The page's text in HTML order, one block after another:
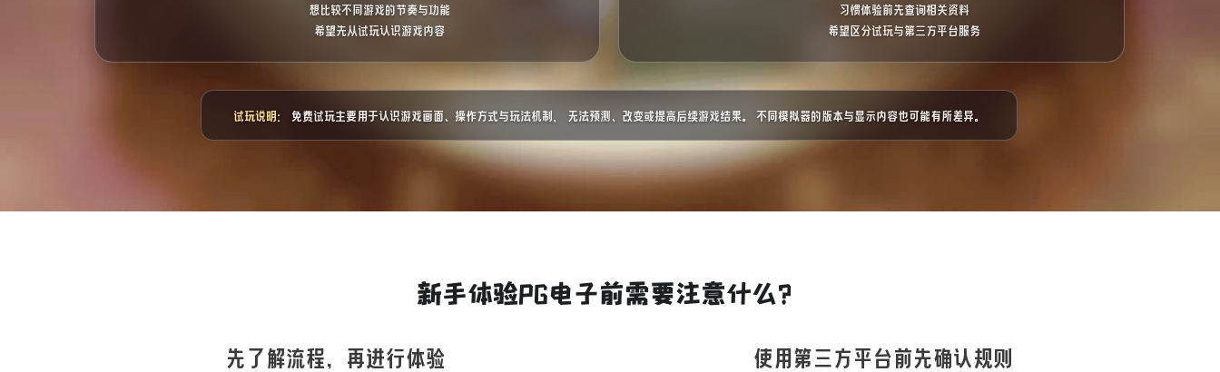
想比较不同游戏的节奏与功能
希望先从试玩认识游戏内容
习惯体验前先查询相关资料
希望区分试玩与第三方平台服务
试玩说明： 免费试玩主要用于认识游戏画面、操作方式与玩法机制， 无法预测、改变或提高后续游戏结果。 不同模拟器的版本与显示内容也可能有所差异。
新手体验PG电子前需要注意什么？
先了解流程，再进行体验 使用第三方平台前先确认规则